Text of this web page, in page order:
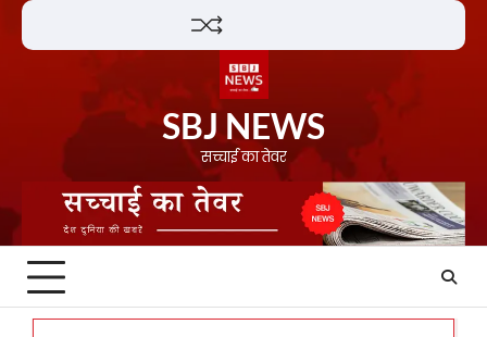
Skip
SBJ NEWS
सच्चाई का तेवर